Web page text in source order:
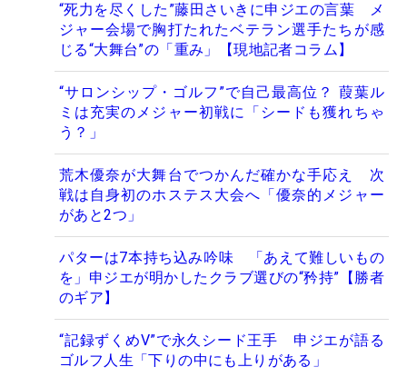
“死力を尽くした”藤田さいきに申ジエの言葉 メ
ジャー会場で胸打たれたベテラン選手たちが感
じる“大舞台”の「重み」【現地記者コラム】
“サロンシップ・ゴルフ”で自己最高位？ 葭葉ル
ミは充実のメジャー初戦に「シードも獲れちゃ
う？」
荒木優奈が大舞台でつかんだ確かな手応え 次
戦は自身初のホステス大会へ「優奈的メジャー
があと2つ」
パターは7本持ち込み吟味 「あえて難しいもの
を」申ジエが明かしたクラブ選びの“矜持”【勝者
のギア】
“記録ずくめV”で永久シード王手 申ジエが語る
ゴルフ人生「下りの中にも上りがある」